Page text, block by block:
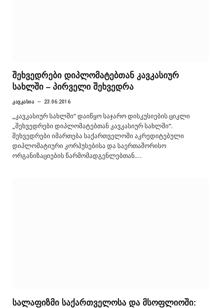
შეხვედრები დიპლომატებთან კავკასიურ
სახლში – პირველი შეხვედრა
ᲙᲐᲕᲙᲐᲡᲘᲐ 23.06.2016
„კავკასიურ სახლში“ დაიწყო საჯარო დისკუსიების ციკლი
„შეხვედრები დიპლომატებთან კავკასიურ სახლში“.
შეხვედრები იმართება საქართველოში აკრედიტებული
დიპლომატიური კორპუსებისა და საერთაშორისო
ორგანიზაციების წარმომადგენლებთან.…
სალაფიზმი საქართველოსა და მსოფლიოში: